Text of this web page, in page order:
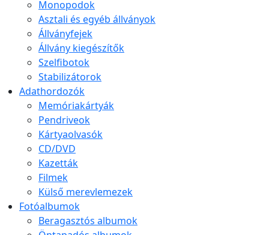
Monopodok
Asztali és egyéb állványok
Állványfejek
Állvány kiegészítők
Szelfibotok
Stabilizátorok
Adathordozók
Memóriakártyák
Pendriveok
Kártyaolvasók
CD/DVD
Kazetták
Filmek
Külső merevlemezek
Fotóalbumok
Beragasztós albumok